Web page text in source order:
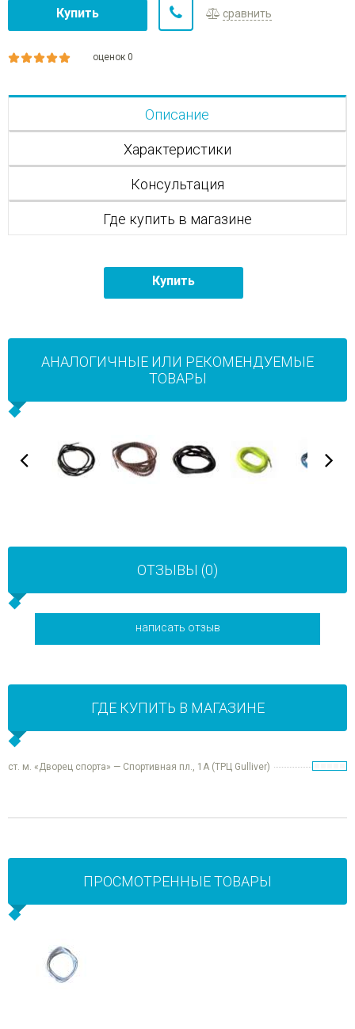
Купить сравнить
оценок 0
Описание
Характеристики
Консультация
Где купить в магазине
Купить
АНАЛОГИЧНЫЕ ИЛИ РЕКОМЕНДУЕМЫЕ
ТОВАРЫ
ОТЗЫВЫ (0)
написать отзыв
ГДЕ КУПИТЬ В МАГАЗИНЕ
ст. м. «Дворец спорта» — Спортивная пл., 1А (ТРЦ Gulliver)
ПРОСМОТРЕННЫЕ ТОВАРЫ